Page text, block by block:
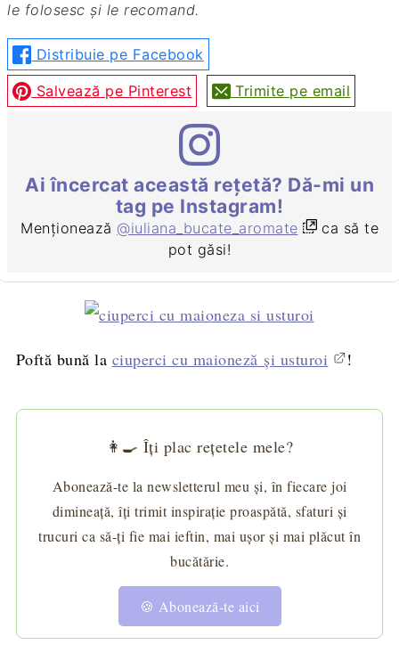
le folosesc și le recomand.
Distribuie pe Facebook
Salvează pe Pinterest Trimite pe email
Ai încercat această rețetă? Dă-mi un
tag pe Instagram!
Menționează @iuliana_bucate_aromate
ca să te
pot găsi!
Poftă bună la ciuperci cu maioneză şi usturoi !
👩‍🍳 Îți plac rețetele mele?
Abonează-te la newsletterul meu și, în fiecare joi
dimineață, îți trimit inspirație proaspătă, sfaturi și
trucuri ca să-ți fie mai ieftin, mai ușor și mai plăcut în
bucătărie.
🍪 Abonează-te aici